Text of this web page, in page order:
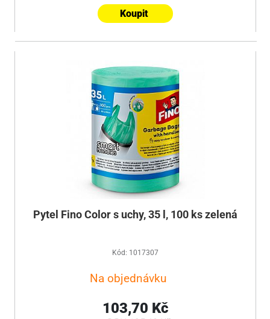
Koupit
Pytel Fino Color s uchy, 35 l, 100 ks zelená
Kód: 1017307
Na objednávku
103,70 Kč